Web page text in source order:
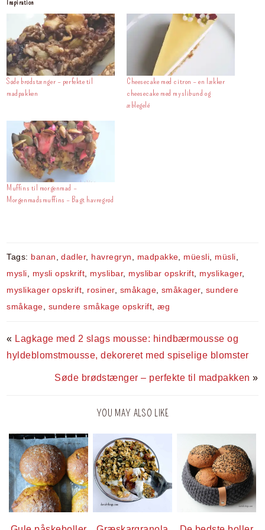
st
e
b
o
o
l
s
A
p
p
di
t
s
e
n
g
er
e
Inspiration
Søde brødstænger – perfekte til
madpakken
Cheesecake med citron – en lækker
cheesecake med myslibund og
æblegelé
Muffins til morgenmad –
Morgenmadsmuffins – Bagt havregrød
Tags: banan ,dadler, havregryn , madpakke, müesli, müsli,
mysli, mysli opskrift, myslibar, myslibar opskrift, myslikager,
myslikager opskrift, rosiner, småkage, småkager, sundere
småkage, sundere småkage opskrift,æg
« Lagkage med 2 slags mousse: hindbærmousse og
hyldeblomstmousse, dekoreret med spiselige blomster
Søde brødstænger – perfekte til madpakken »
YOU MAY ALSO LIKE